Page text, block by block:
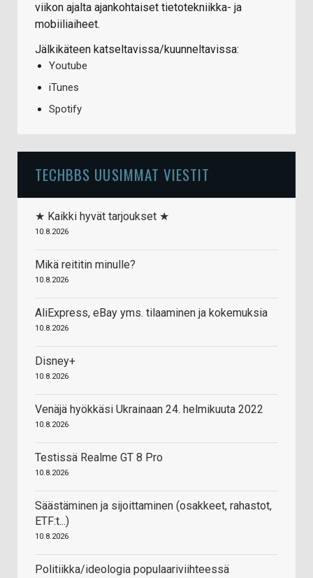
viikon ajalta ajankohtaiset tietotekniikka- ja
mobiiliaiheet.
Jälkikäteen katseltavissa/kuunneltavissa:
Youtube
iTunes
Spotify
TECHBBS UUSIMMAT VIESTIT
★ Kaikki hyvät tarjoukset ★
10.8.2026
Mikä reititin minulle?
10.8.2026
AliExpress, eBay yms. tilaaminen ja kokemuksia
10.8.2026
Disney+
10.8.2026
Venäjä hyökkäsi Ukrainaan 24. helmikuuta 2022
10.8.2026
Testissä Realme GT 8 Pro
10.8.2026
Säästäminen ja sijoittaminen (osakkeet, rahastot,
ETF:t...)
10.8.2026
Politiikka/ideologia populaariviihteessä